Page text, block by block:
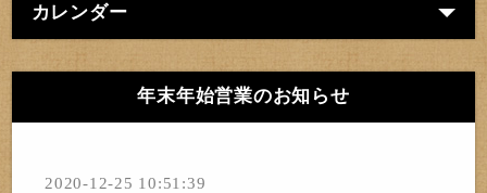
カレンダー
年末年始営業のお知らせ
2020-12-25 10:51:39